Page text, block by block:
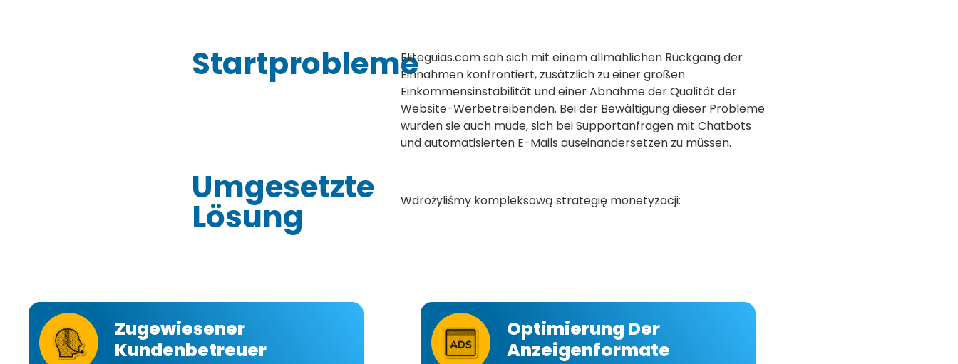
StartproblemeEliteguias.com sah sich mit einem allmählichen Rückgang der
Einnahmen konfrontiert, zusätzlich zu einer großen
Einkommensinstabilität und einer Abnahme der Qualität der
Website-Werbetreibenden. Bei der Bewältigung dieser Probleme
wurden sie auch müde, sich bei Supportanfragen mit Chatbots
und automatisierten E-Mails auseinandersetzen zu müssen.
Umgesetzte
Lösung Wdrożyliśmy kompleksową strategię monetyzacji:
Zugewiesener
Kundenbetreuer
Optimierung Der
Anzeigenformate